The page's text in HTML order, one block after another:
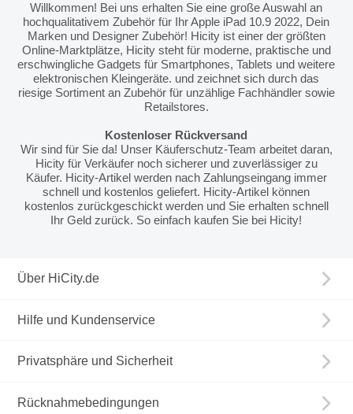
Willkommen! Bei uns erhalten Sie eine große Auswahl an
hochqualitativem Zubehör für Ihr Apple iPad 10.9 2022, Dein
Marken und Designer Zubehör! Hicity ist einer der größten
Online-Marktplätze, Hicity steht für moderne, praktische und
erschwingliche Gadgets für Smartphones, Tablets und weitere
elektronischen Kleingeräte. und zeichnet sich durch das
riesige Sortiment an Zubehör für unzählige Fachhändler sowie
Retailstores.
Kostenloser Rückversand
Wir sind für Sie da! Unser Käuferschutz-Team arbeitet daran,
Hicity für Verkäufer noch sicherer und zuverlässiger zu
Käufer. Hicity-Artikel werden nach Zahlungseingang immer
schnell und kostenlos geliefert. Hicity-Artikel können
kostenlos zurückgeschickt werden und Sie erhalten schnell
Ihr Geld zurück. So einfach kaufen Sie bei Hicity!
Über HiCity.de
Hilfe und Kundenservice
Privatsphäre und Sicherheit
Rücknahmebedingungen